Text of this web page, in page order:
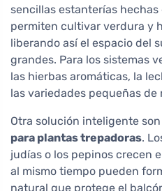
sencillas estanterías hechas
permiten cultivar verdura y
liberando así el espacio del
grandes. Para los sistemas
las hierbas aromáticas, la
las variedades pequeñas de
Otra solución inteligente
para plantas trepadoras.
judías o los pepinos crecen
al mismo tiempo pueden
natural que protege el